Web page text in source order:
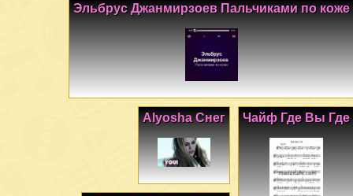
Эльбрус Джанмирзоев Пальчиками по коже
Чайф Где Вы Где
Alyosha Снег